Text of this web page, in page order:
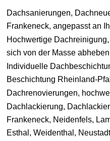
Dachsanierungen,
Frankeneck, angepasst an
Hochwertige
sich von der Masse abheben
Individuelle
Beschichtung Rheinland-
Dachrenovierungen,
Dachlackierung,
Frankeneck, Neidenfels,
Esthal, Weidenthal,